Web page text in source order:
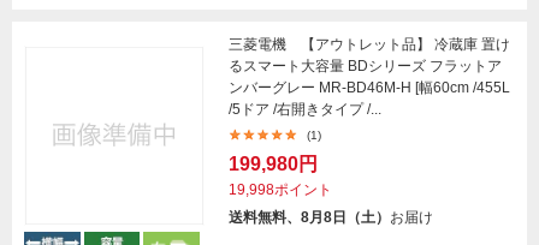
三菱電機 【アウトレット品】 冷蔵庫 置け
るスマート大容量 BDシリーズ フラットア
ンバーグレー MR-BD46M-H [幅60cm /455L
/5ドア /右開きタイプ /...
(1)
199,980円
19,998ポイント
送料無料、8月8日（土） お届け